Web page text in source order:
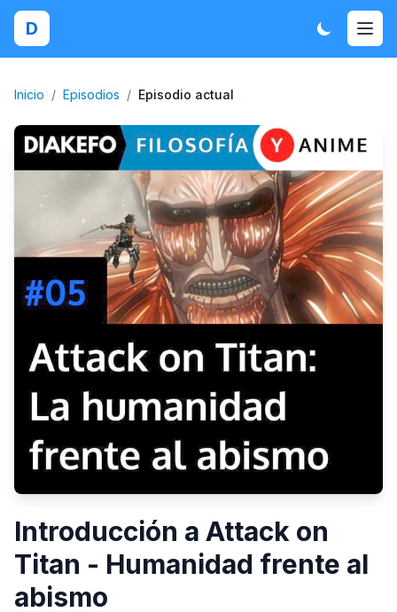
D
Inicio / Episodios / Episodio actual
Introducción a Attack on
Titan - Humanidad frente al
abismo